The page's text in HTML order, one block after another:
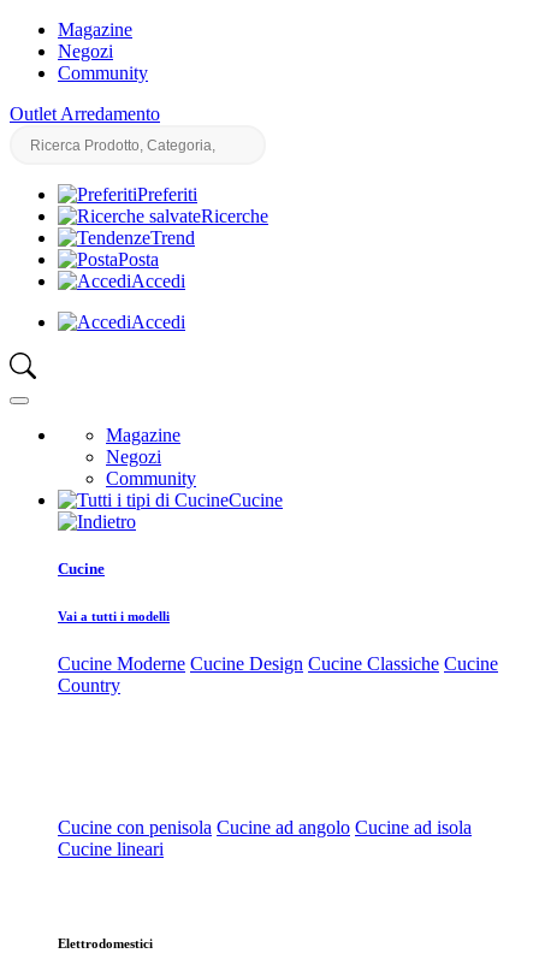
Magazine
Negozi
Community
Outlet Arredamento
Preferiti
Ricerche
Trend
Posta
Accedi
Accedi
Magazine
Negozi
Community
Cucine
Cucine
Vai a tutti i modelli
Cucine Moderne Cucine Design Cucine Classiche Cucine
Country
Cucine con penisola Cucine ad angolo Cucine ad isola
Cucine lineari
Elettrodomestici